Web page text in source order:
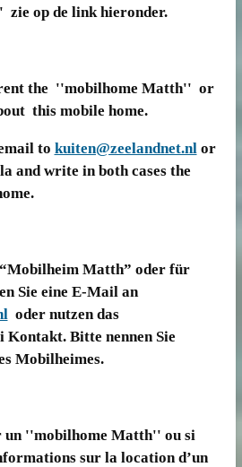
op de link hieronder.
the ''mobilhome Matth'' or
this mobile home.
to kuiten@zeelandnet.nlor
and write in both cases the
Matth” oder für
Sie eine E-Mail an
oder nutzen das
Bitte nennen Sie
Mobilheimes.
un ''mobilhome Matth'' ou si
sur la location d’un